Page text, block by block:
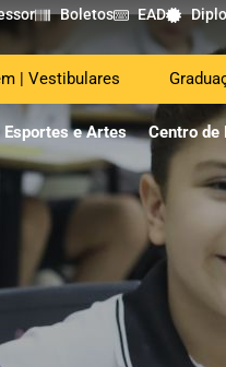
Boletos EAD
| Vestibulares
Esportes e Artes Centro de